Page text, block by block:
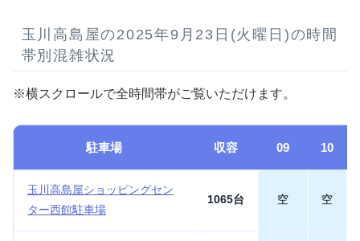
玉川高島屋の2025年9月23日(火曜日)の時間
帯別混雑状況
※横スクロールで全時間帯がご覧いただけます。
駐車場 収容 09 10
玉川高島屋ショッピングセン
ター西館駐車場
1065台 空 空